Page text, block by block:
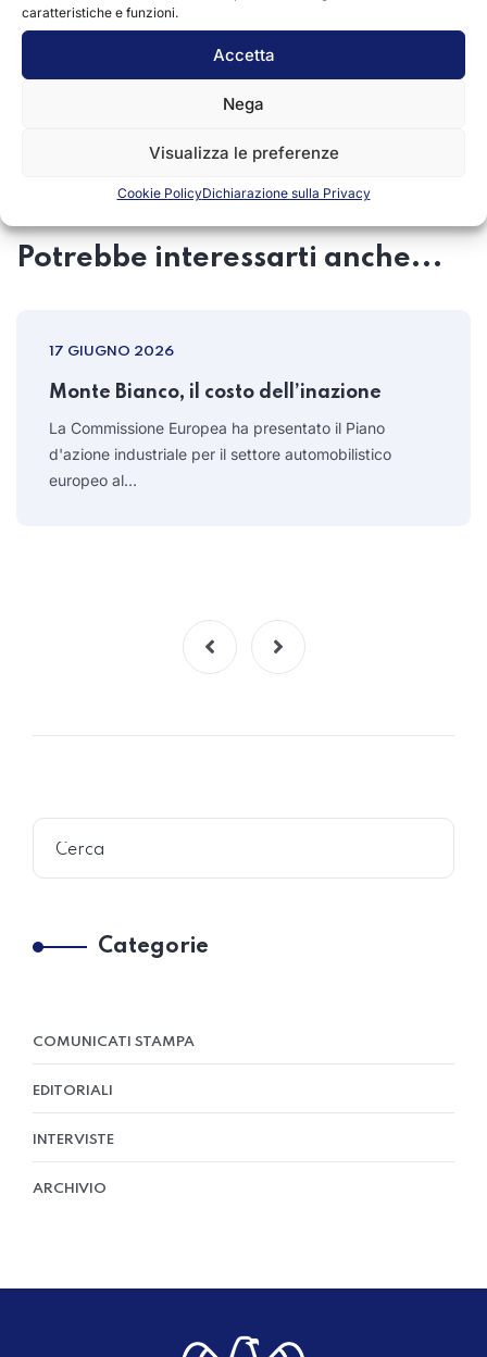
caratteristiche e funzioni.
Accetta
Nega
Visualizza le preferenze
Cookie PolicyDichiarazione sulla Privacy
Potrebbe interessarti anche...
17 GIUGNO 2026
Monte Bianco, il costo dell’inazione
La Commissione Europea ha presentato il Piano
d'azione industriale per il settore automobilistico
europeo al…
Categorie
COMUNICATI STAMPA
EDITORIALI
INTERVISTE
ARCHIVIO